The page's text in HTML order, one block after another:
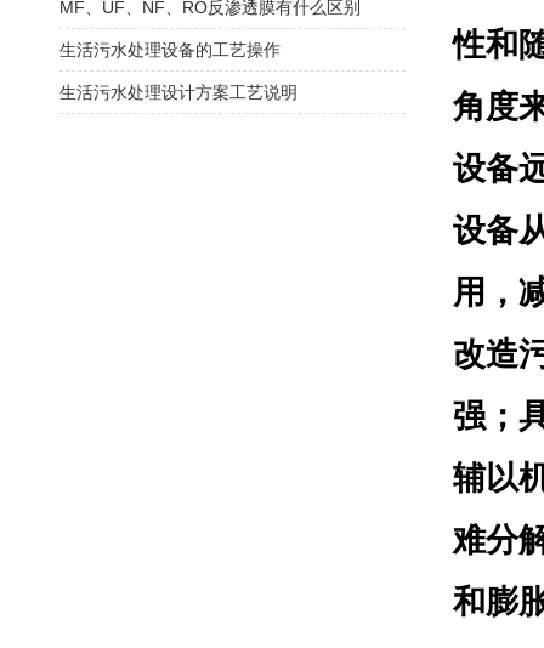
性和
角度
设备
设备
用，
改造
强；
辅以
难分
和膨
MF、UF、NF、RO反渗透膜有什么区别
生活污水处理设备的工艺操作
生活污水处理设计方案工艺说明